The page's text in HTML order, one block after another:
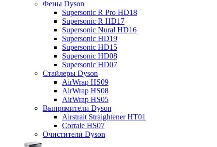
Фены Dyson
Supersonic R Pro HD18
Supersonic R HD17
Supersonic Nural HD16
Supersonic HD19
Supersonic HD15
Supersonic HD08
Supersonic HD07
Стайлеры Dyson
AirWrap HS09
AirWrap HS08
AirWrap HS05
Выпрямители Dyson
Airstrait Straightener HT01
Corrale HS07
Очистители Dyson